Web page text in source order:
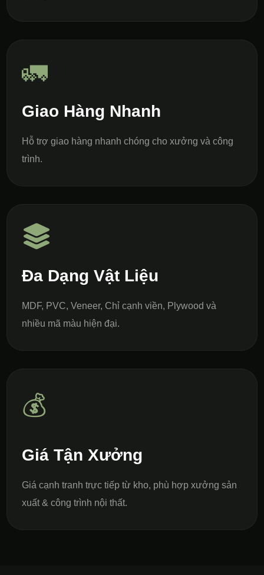
🚛
Giao Hàng Nhanh
Hỗ trợ giao hàng nhanh chóng cho xưởng và công
trình.
Đa Dạng Vật Liệu
MDF, PVC, Veneer, Chỉ cạnh viền, Plywood và
nhiều mã màu hiện đại.
💰
Giá Tận Xưởng
Giá cạnh tranh trực tiếp từ kho, phù hợp xưởng sản
xuất & công trình nội thất.